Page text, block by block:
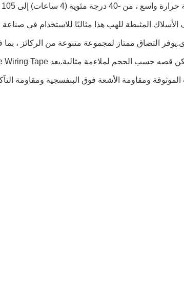
التفاف الأسلاك المثبطة للهب هذا مثاليًا للاستخدام في
التصاق ممتاز لمجموعة متنوعة من الركائز ،
ومقاومة الأشعة فوق البنفسجية ومقاومة